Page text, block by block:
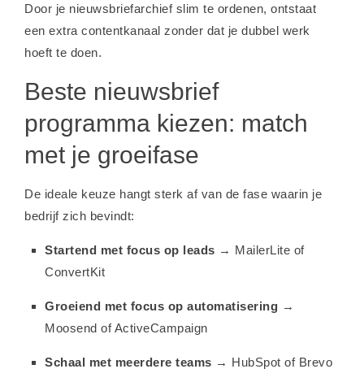
Door je nieuwsbriefarchief slim te ordenen, ontstaat
een extra contentkanaal zonder dat je dubbel werk
hoeft te doen.
Beste nieuwsbrief
programma kiezen: match
met je groeifase
De ideale keuze hangt sterk af van de fase waarin je
bedrijf zich bevindt:
Startend met focus op leads → MailerLite of
ConvertKit
Groeiend met focus op automatisering →
Moosend of ActiveCampaign
Schaal met meerdere teams → HubSpot of Brevo